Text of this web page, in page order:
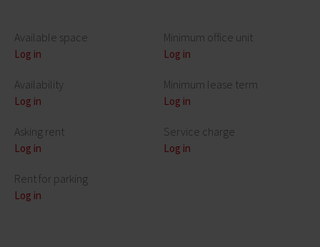
Available space
Log in
Availability
Log in
Asking rent
Log in
Rent for parking
Log in
Minimum office unit
Log in
Minimum lease term
Log in
Service charge
Log in